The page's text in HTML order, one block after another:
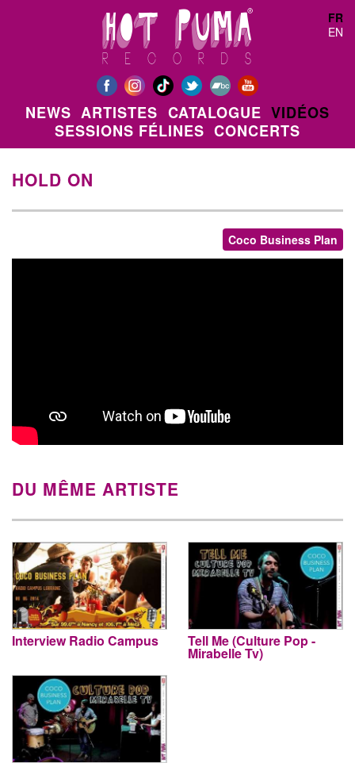
FR
EN
NEWS ARTISTES CATALOGUE VIDÉOS
SESSIONS FÉLINES CONCERTS
HOLD ON
Coco Business Plan
DU MÊME ARTISTE
Interview Radio Campus Tell Me (Culture Pop -
Mirabelle Tv)